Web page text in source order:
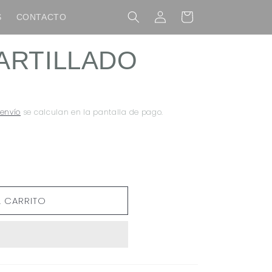
CONTACTO
Iniciar
sesión
Carrito
se calculan en la pantalla de pago.
CARRITO